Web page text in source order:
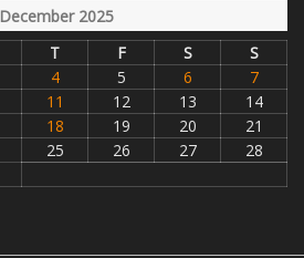
December 2025
T F S
S
4 5 6
7
11 12 13
14
18 19 20
21
25 26 27
28